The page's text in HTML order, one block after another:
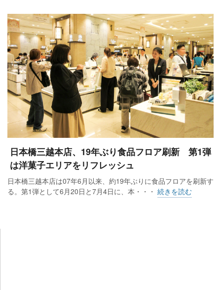
日本橋三越本店、19年ぶり食品フロア刷新 第1弾
は洋菓子エリアをリフレッシュ
日本橋三越本店は07年6月以来、約19年ぶりに食品フロアを刷新す
る。第1弾として6月20日と7月4日に、本・・・ 続きを読む